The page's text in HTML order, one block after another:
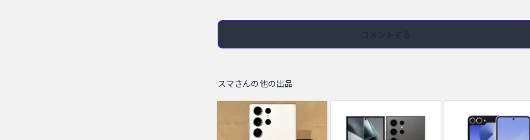
スマさんの他の出品